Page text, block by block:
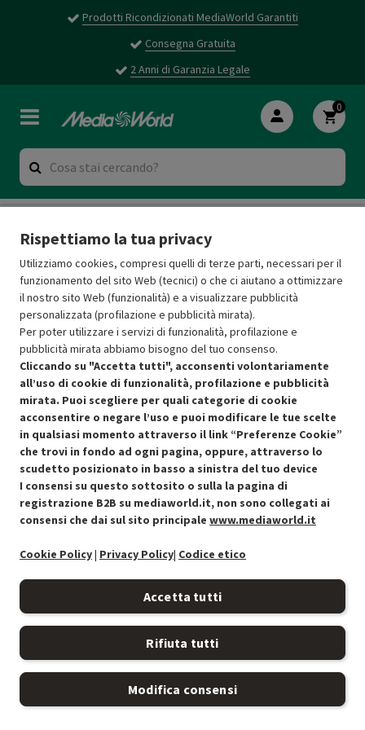
Prodotti Ricondizionati MediaWorld Garantiti
Consegna Gratuita
2 Anni di Garanzia Legale
0
CLIMA E RISCALDAMENTO
Stufe a gas
Stufe a gas(0 risultati)
Condizioni generali di vendita
Cookie Policy
Preferenze cookie
Recedere dal contratto qui
Rispettiamo la tua privacy
Utilizziamo cookies, compresi quelli di terze parti, necessari per il
funzionamento del sito Web (tecnici) o che ci aiutano a ottimizzare
il nostro sito Web (funzionalità) e a visualizzare pubblicità
personalizzata (profilazione e pubblicità mirata).
Per poter utilizzare i servizi di funzionalità, profilazione e
pubblicità mirata abbiamo bisogno del tuo consenso.
Cliccando su "Accetta tutti", acconsenti volontariamente
all’uso di cookie di funzionalità, profilazione e pubblicità
mirata. Puoi scegliere per quali categorie di cookie
acconsentire o negare l’uso e puoi modificare le tue scelte
in qualsiasi momento attraverso il link “Preferenze Cookie”
che trovi in fondo ad ogni pagina, oppure, attraverso lo
scudetto posizionato in basso a sinistra del tuo device
I consensi su questo sottosito o sulla la pagina di
registrazione B2B su mediaworld.it, non sono collegati ai
consensi che dai sul sito principale www.mediaworld.it
Cookie Policy| Privacy Policy| Codice etico
Accetta tutti
Rifiuta tutti
Modifica consensi